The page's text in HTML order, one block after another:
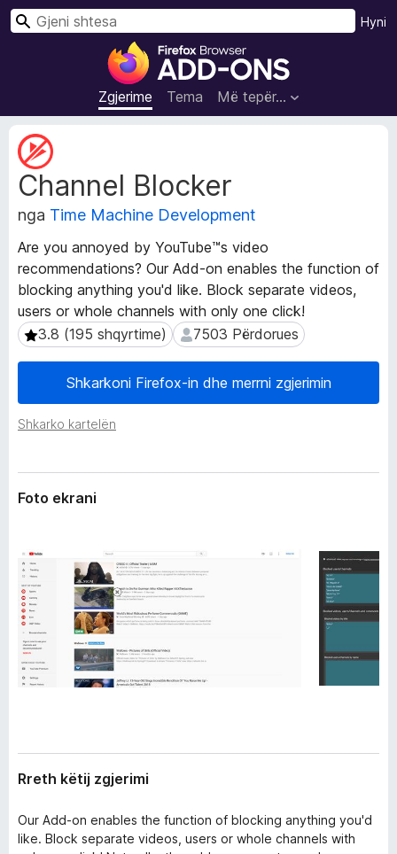
S
h
t
e
S
h
f
l
e
t
u
e
s
F
f
Zgjerime Tema Më tepër…
Hyni
K
Channel Blocker
nga Time Machine Development
Are you annoyed by YouTube™s video
recommendations? Our Add-on enables the function of
blocking anything you'd like. Block separate videos,
users or whole channels with only one click!
3.8 (195 shqyrtime)
3.8 (195 shqyrtime) 7503 Përdorues
7503 Përdorues
Shkarkoni Firefox-in dhe merrni zgjerimin
Shkarko kartelën
T
e
j
t
ë
h
ë
n
a
Z
g
j
r
i
Foto ekrani
Rreth këtij zgjerimi
Our Add-on enables the function of blocking anything you'd
like. Block separate videos, users or whole channels with